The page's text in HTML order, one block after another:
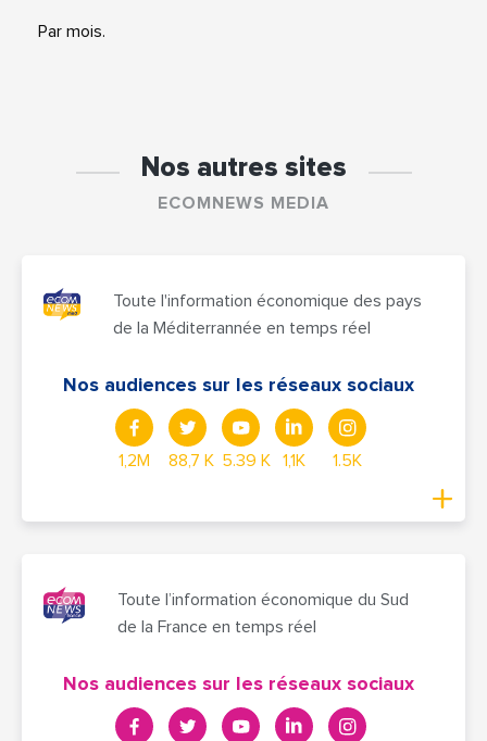
Par mois.
Nos autres sites
ECOMNEWS MEDIA
Toute l'information économique des pays
de la Méditerrannée en temps réel
Nos audiences sur les réseaux sociaux
1,2M 88,7 K 5.39 K 1,1K 1.5K
Toute l’information économique du Sud
de la France en temps réel
Nos audiences sur les réseaux sociaux